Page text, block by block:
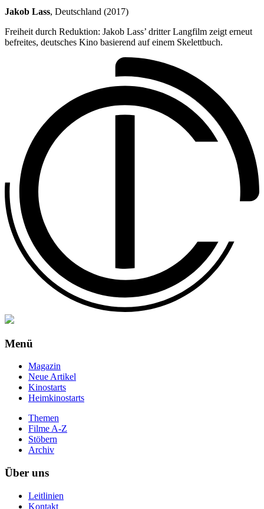
Jakob Lass, Deutschland (2017)
Freiheit durch Reduktion: Jakob Lass’ dritter Langfilm zeigt erneut
befreites, deutsches Kino basierend auf einem Skelettbuch.
Menü
Magazin
Neue Artikel
Kinostarts
Heimkinostarts
Themen
Filme A-Z
Stöbern
Archiv
Über uns
Leitlinien
Kontakt